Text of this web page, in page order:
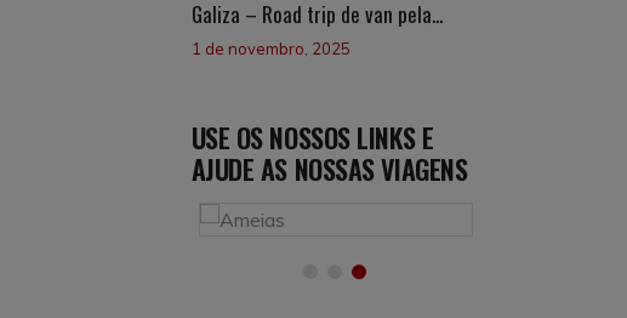
Galiza – Road trip de van pela...
1 de novembro, 2025
USE OS NOSSOS LINKS E
AJUDE AS NOSSAS VIAGENS